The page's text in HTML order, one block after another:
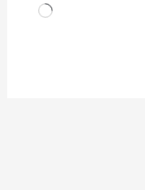
Carregando...